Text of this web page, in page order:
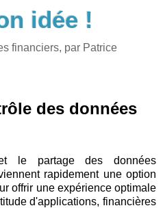
idée !
financiers, par Patrice
des données
et le partage des données
rapidement une option
offrir une expérience optimale
d'applications, financières